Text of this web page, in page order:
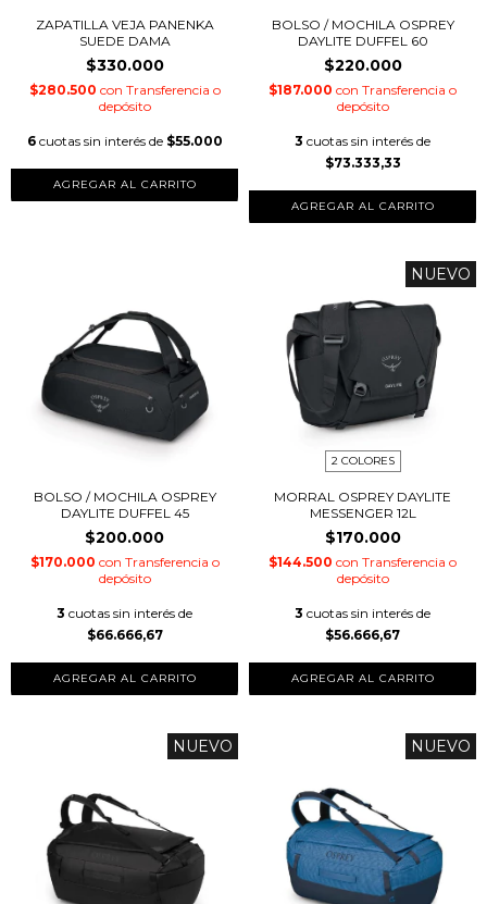
ZAPATILLA VEJA PANENKA
SUEDE DAMA
$330.000
$280.500 con Transferencia o
depósito
6 cuotas sin interés de $55.000
AGREGAR AL CARRITO
BOLSO / MOCHILA OSPREY
DAYLITE DUFFEL 60
$220.000
$187.000 con Transferencia o
depósito
3 cuotas sin interés de
$73.333,33
BOLSO / MOCHILA OSPREY
DAYLITE DUFFEL 45
$200.000
$170.000 con Transferencia o
depósito
3 cuotas sin interés de
$66.666,67
NUEVO
2 COLORES
MORRAL OSPREY DAYLITE
MESSENGER 12L
$170.000
$144.500 con Transferencia o
depósito
3 cuotas sin interés de
$56.666,67
AGREGAR AL CARRITO
NUEVO NUEVO